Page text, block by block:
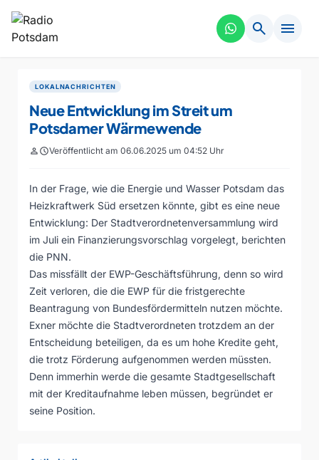
search menu
LOKALNACHRICHTEN
Neue Entwicklung im Streit um
Potsdamer Wärmewende
personscheduleVeröffentlicht am 06.06.2025 um 04:52 Uhr
In der Frage, wie die Energie und Wasser Potsdam das
Heizkraftwerk Süd ersetzen könnte, gibt es eine neue
Entwicklung: Der Stadtverordnetenversammlung wird
im Juli ein Finanzierungsvorschlag vorgelegt, berichten
die PNN.
Das missfällt der EWP-Geschäftsführung, denn so wird
Zeit verloren, die die EWP für die fristgerechte
Beantragung von Bundesfördermitteln nutzen möchte.
Exner möchte die Stadtverordneten trotzdem an der
Entscheidung beteiligen, da es um hohe Kredite geht,
die trotz Förderung aufgenommen werden müssten.
Denn immerhin werde die gesamte Stadtgesellschaft
mit der Kreditaufnahme leben müssen, begründet er
seine Position.